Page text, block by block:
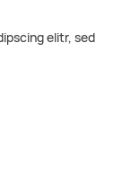
elitr, sed